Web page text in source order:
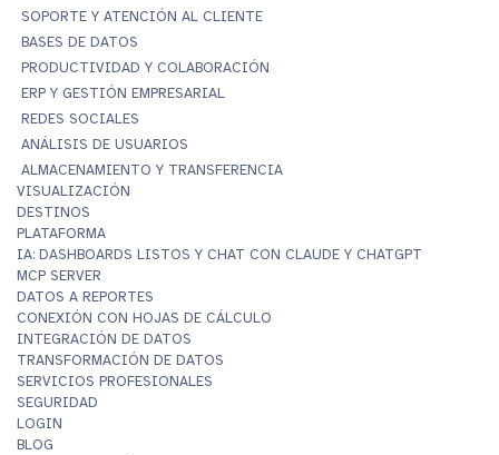
SOPORTE Y ATENCIÓN AL CLIENTE
BASES DE DATOS
PRODUCTIVIDAD Y COLABORACIÓN
ERP Y GESTIÓN EMPRESARIAL
REDES SOCIALES
ANÁLISIS DE USUARIOS
ALMACENAMIENTO Y TRANSFERENCIA
VISUALIZACIÓN
DESTINOS
PLATAFORMA
IA: DASHBOARDS LISTOS Y CHAT CON CLAUDE Y CHATGPT
MCP SERVER
DATOS A REPORTES
CONEXIÓN CON HOJAS DE CÁLCULO
INTEGRACIÓN DE DATOS
TRANSFORMACIÓN DE DATOS
SERVICIOS PROFESIONALES
SEGURIDAD
LOGIN
BLOG